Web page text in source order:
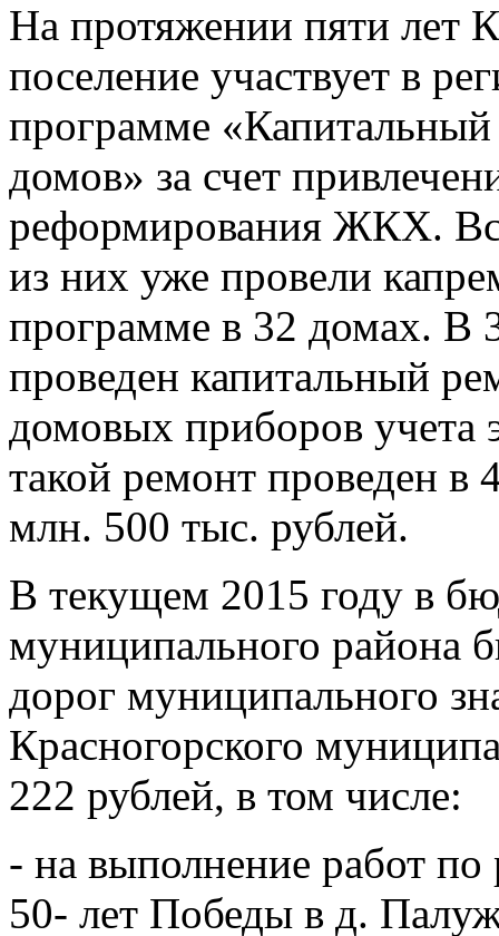
На протяжении пяти лет
поселение участвует в
программе
домов» за счет
реформирования ЖКХ.
из них уже провели
программе в 32 домах. В
проведен капитальный
домовых приборов учета
такой ремонт проведен
млн. 500 тыс. рублей.
В текущем 2015 году в
муниципального района
дорог муниципального
Красногорского
222 рублей, в том числе:
- на выполнение работ по
50- лет Победы в д.